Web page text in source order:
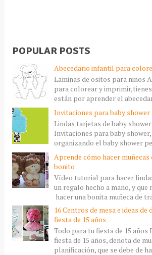
POPULAR POSTS
Abecedario infantil para
Laminas de ositos para niños
para colorear y
están por aprender el
Invitaciones para baby shower
Lindas tarjetas de baby
Invitaciones para baby
organizando el baby shower
Aprende cómo hacer
bonito
Vídeo tutorial para hacer
un regalo hecho a mano, y que
hacer una bonita muñeca de
16 Centros de mesa e ideas de
fiesta de 15 años
Todo para tu fiesta de 15 años
fiesta de 15 años, denota de
planificación, que se debe de